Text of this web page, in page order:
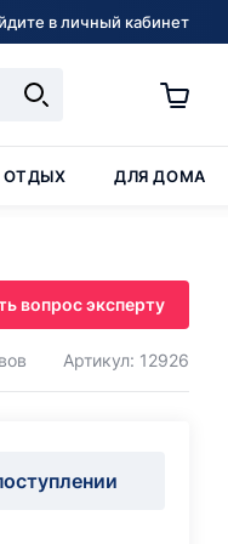
в личный кабинет
ОТДЫХ ДЛЯ ДОМА
вопрос эксперту
Артикул: 12926